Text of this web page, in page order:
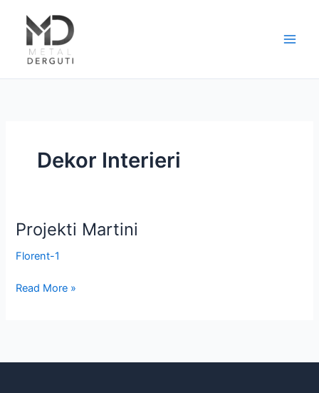
content
Dekor Interieri
Projekti Martini
Florent-1
Projekti
Read More »